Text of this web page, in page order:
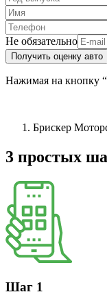
Не обязательно
Получить оценку авто
Нажимая на кнопку
Брискер
3 простых
Шаг 1